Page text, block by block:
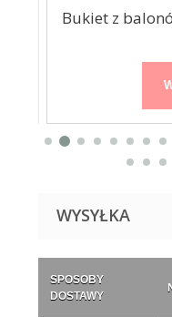
Bukiet z
WYSYŁKA
SPOSOBY
DOSTAWY